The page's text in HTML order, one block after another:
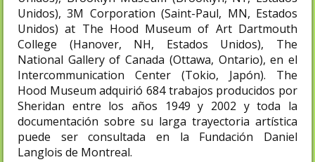
Unidos), 3M Corporation (Saint-Paul, MN, Estados
Unidos) at The Hood Museum of Art Dartmouth
College (Hanover, NH, Estados Unidos), The
National Gallery of Canada (Ottawa, Ontario), en el
Intercommunication Center (Tokio, Japón). The
Hood Museum adquirió 684 trabajos producidos por
Sheridan entre los años 1949 y 2002 y toda la
documentación sobre su larga trayectoria artística
puede ser consultada en la Fundación Daniel
Langlois de Montreal.